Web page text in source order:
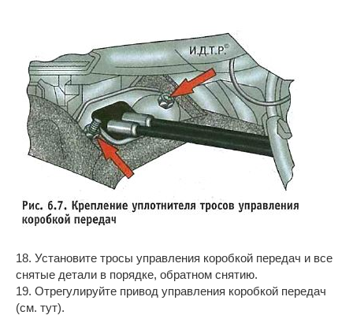
18. Установите тросы управления коробкой передач и все
снятые детали в порядке, обратном снятию.
19. Отрегулируйте привод управления коробкой передач
(см. тут).